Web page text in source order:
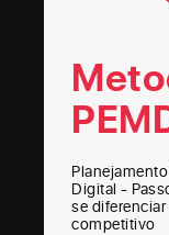
Digital -
se
competitivo